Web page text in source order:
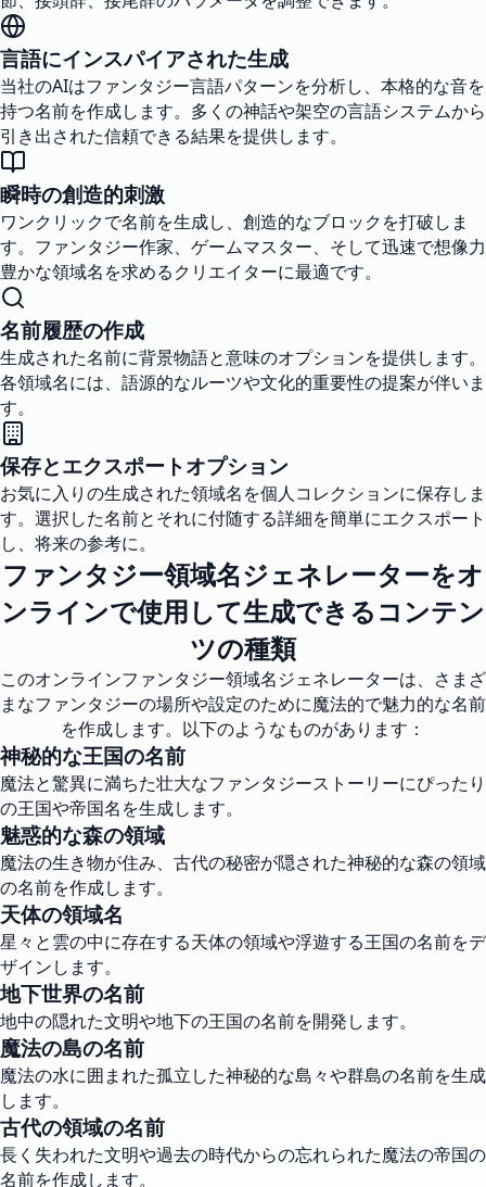
言語にインスパイアされた生成
当社のAIはファンタジー言語パターンを分析し、本格的な音を
持つ名前を作成します。多くの神話や架空の言語システムから
引き出された信頼できる結果を提供します。
瞬時の創造的刺激
ワンクリックで名前を生成し、創造的なブロックを打破しま
す。ファンタジー作家、ゲームマスター、そして迅速で想像力
豊かな領域名を求めるクリエイターに最適です。
名前履歴の作成
生成された名前に背景物語と意味のオプションを提供します。
各領域名には、語源的なルーツや文化的重要性の提案が伴いま
す。
保存とエクスポートオプション
お気に入りの生成された領域名を個人コレクションに保存しま
す。選択した名前とそれに付随する詳細を簡単にエクスポート
し、将来の参考に。
ファンタジー領域名ジェネレーターをオ
ンラインで使用して生成できるコンテン
ツの種類
このオンラインファンタジー領域名ジェネレーターは、さまざ
まなファンタジーの場所や設定のために魔法的で魅力的な名前
を作成します。以下のようなものがあります：
神秘的な王国の名前
魔法と驚異に満ちた壮大なファンタジーストーリーにぴったり
の王国や帝国名を生成します。
魅惑的な森の領域
魔法の生き物が住み、古代の秘密が隠された神秘的な森の領域
の名前を作成します。
天体の領域名
星々と雲の中に存在する天体の領域や浮遊する王国の名前をデ
ザインします。
地下世界の名前
地中の隠れた文明や地下の王国の名前を開発します。
魔法の島の名前
魔法の水に囲まれた孤立した神秘的な島々や群島の名前を生成
します。
古代の領域の名前
長く失われた文明や過去の時代からの忘れられた魔法の帝国の
名前を作成します。